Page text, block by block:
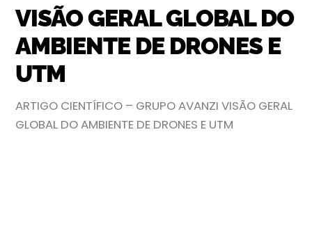
VISÃO GERAL GLOBAL DO
AMBIENTE DE DRONES E
UTM
ARTIGO CIENTÍFICO – GRUPO AVANZI VISÃO GERAL
GLOBAL DO AMBIENTE DE DRONES E UTM